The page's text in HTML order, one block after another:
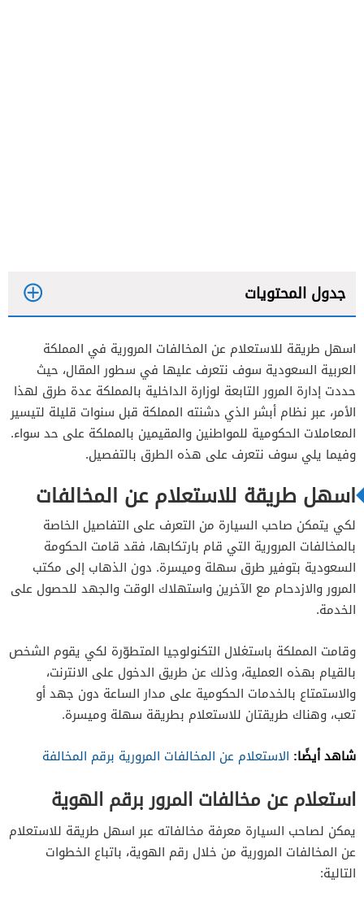
جدول المحتويات
استعلام عن مخالفات المرور برقم الهوية
استعلام عن مخالفات المرور برقم اللوحة
اسهل طريقة للاستعلام عن المخالفات المرورية في المملكة
العربية السعودية سوف نتعرف عليها في سطور المقال، حيث
حددت إدارة المرور التابعة لوزارة الداخلية بالمملكة عدة طرق لهذا
الأمر، عبر نظام أبشر الذي دشنته المملكة قبل سنوات قليلة لتيسير
المعاملات الحكومية للمواطنين والمقيمين بالمملكة على حد سواء.
وفيما يلي سوف نتعرف على هذه الطرق بالتفصيل.
اسهل طريقة للاستعلام عن المخالفات
لكي يتمكن صاحب السيارة من التعرف على التفاصيل الخاصة
بالمخالفات المرورية التي قام بارتكابها، فقد قامت الحكومة
السعودية بتوفير طرق سهلة وميسرة. دون الذهاب إلى مكتب
المرور والازدحام مع الآخرين واستهلاك الوقت والجهد للحصول على
الخدمة.
وقامت المملكة باستغلال التكنولوجيا المتطوّرة لكي يقوم الشخص
بالقيام بهذه العملية، وذلك عن طريق الدخول على الانترنت،
والاستمتاع بالخدمات الحكومية على مدار الساعة دون جهد أو
تعب، وهناك طريقتان للاستعلام بطريقة سهلة وميسرة.
شاهد أيضًا: الاستعلام عن المخالفات المرورية برقم المخالفة
استعلام عن مخالفات المرور برقم الهوية
يمكن لصاحب السيارة معرفة مخالفاته عبر اسهل طريقة للاستعلام
عن المخالفات المرورية من خلال رقم الهوية، باتباع الخطوات
التالية: